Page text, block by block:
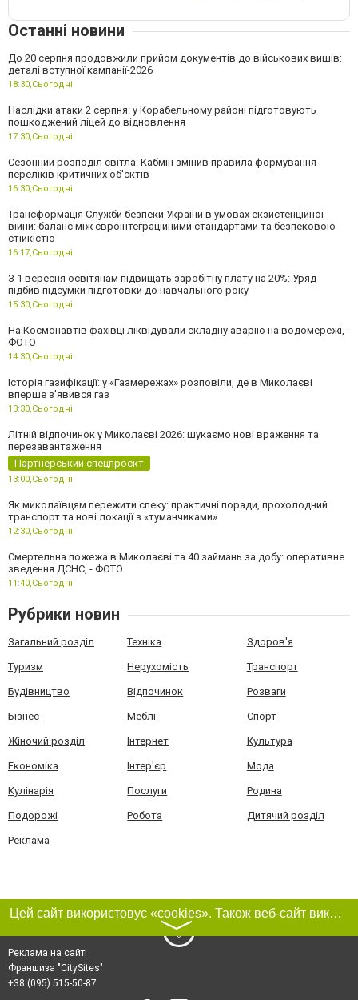
Останні новини
До 20 серпня продовжили прийом документів до військових вишів:
деталі вступної кампанії-2026
18:30, Сьогодні
Наслідки атаки 2 серпня: у Корабельному районі підготовують
пошкоджений ліцей до відновлення
17:30, Сьогодні
Сезонний розподіл світла: Кабмін змінив правила формування
переліків критичних об'єктів
16:30, Сьогодні
Трансформація Служби безпеки України в умовах екзистенційної
війни: баланс між євроінтеграційними стандартами та безпековою
стійкістю
16:17, Сьогодні
З 1 вересня освітянам підвищать заробітну плату на 20%: Уряд
підбив підсумки підготовки до навчального року
15:30, Сьогодні
На Космонавтів фахівці ліквідували складну аварію на водомережі, -
ФОТО
14:30, Сьогодні
Історія газифікації: у «Газмережах» розповіли, де в Миколаєві
вперше з'явився газ
13:30, Сьогодні
Літній відпочинок у Миколаєві 2026: шукаємо нові враження та
перезавантаження
Партнерський спецпроєкт
13:00, Сьогодні
Як миколаївцям пережити спеку: практичні поради, прохолодний
транспорт та нові локації з «туманчиками»
12:30, Сьогодні
Смертельна пожежа в Миколаєві та 40 займань за добу: оперативне
зведення ДСНС, - ФОТО
11:40, Сьогодні
Рубрики новин
Загальний розділ Техніка Здоров'я
Туризм Нерухомість Транспорт
Будівництво Відпочинок Розваги
Бізнес Меблі Спорт
Жіночий розділ Інтернет Культура
Економіка Інтер'єр Мода
Кулінарія Послуги Родина
Подорожі Робота Дитячий розділ
Реклама
Цей сайт використовує «cookies». Також веб-сайт використовує інтернет-сервіс для збору технічних даних стосовно відвідувачів з метою отримання маркетингової та статистичної інформації. Умови обробки даних відвідувачів сайту див.
〉
Реклама на сайті
Франшиза "CitySites"
+38 (095) 515-50-87